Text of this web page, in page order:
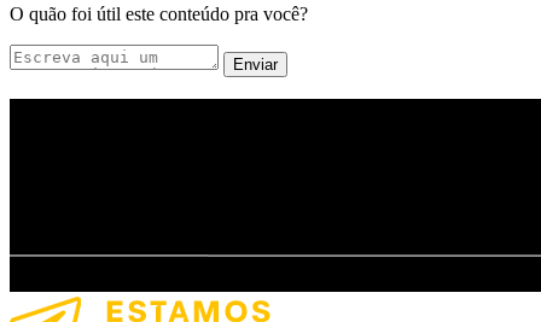
O quão foi útil este conteúdo pra você?
Enviar